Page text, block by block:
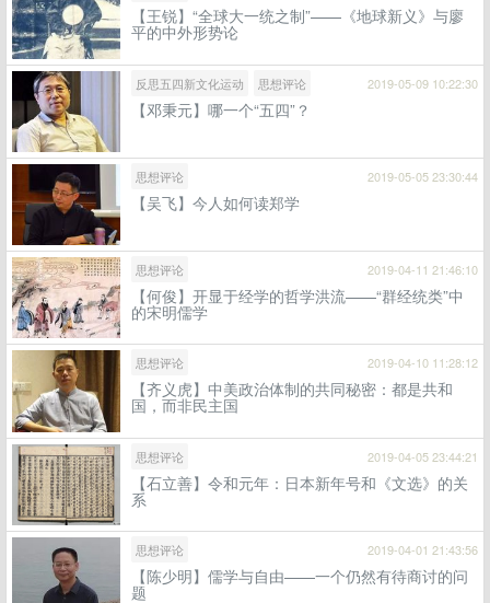
【王锐】“全球大一统之制”——《地球新义》与廖
平的中外形势论
反思五四新文化运动 思想评论 2019-05-09 10:22:30
【邓秉元】哪一个“五四”？
思想评论 2019-05-05 23:30:44
【吴飞】今人如何读郑学
思想评论 2019-04-11 21:46:10
【何俊】开显于经学的哲学洪流——“群经统类”中
的宋明儒学
思想评论 2019-04-10 11:28:12
【齐义虎】中美政治体制的共同秘密：都是共和
国，而非民主国
思想评论 2019-04-05 23:44:21
【石立善】令和元年：日本新年号和《文选》的关
系
思想评论 2019-04-01 21:43:56
【陈少明】儒学与自由——一个仍然有待商讨的问
题